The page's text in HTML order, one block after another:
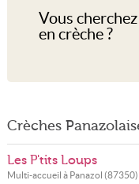
Vous
en crèche ?
Crèches
Les P'tits Loups
Multi-accueil à Panazol (87350)